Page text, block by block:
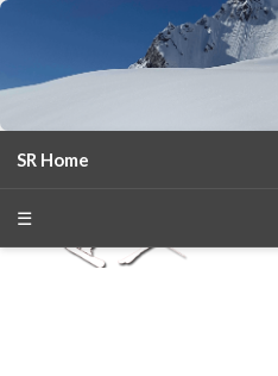
SR Home
☰